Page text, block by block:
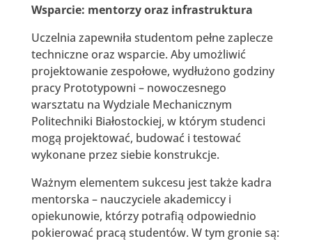
Wsparcie: mentorzy oraz infrastruktura
Uczelnia zapewniła studentom pełne zaplecze
techniczne oraz wsparcie. Aby umożliwić
projektowanie zespołowe, wydłużono godziny
pracy Prototypowni – nowoczesnego
warsztatu na Wydziale Mechanicznym
Politechniki Białostockiej, w którym studenci
mogą projektować, budować i testować
wykonane przez siebie konstrukcje.
Ważnym elementem sukcesu jest także kadra
mentorska – nauczyciele akademiccy i
opiekunowie, którzy potrafią odpowiednio
pokierować pracą studentów. W tym gronie są: